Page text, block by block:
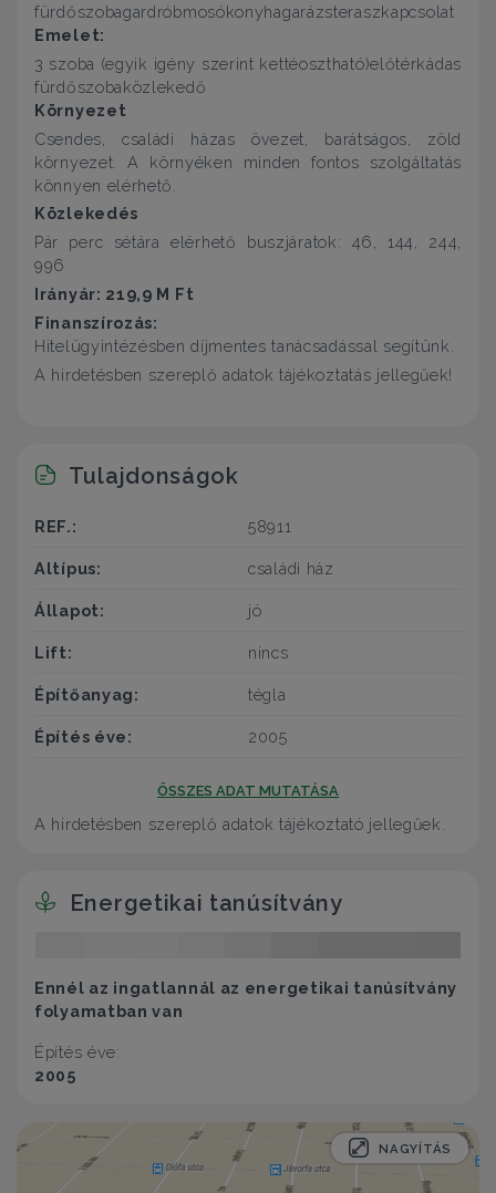
fürdőszobagardróbmosókonyhagarázsteraszkapcsolat
Emelet:
3 szoba (egyik igény szerint kettéosztható)előtérkádas
fürdőszobaközlekedő
Környezet
Csendes, családi házas övezet, barátságos, zöld
környezet. A környéken minden fontos szolgáltatás
könnyen elérhető.
Közlekedés
Pár perc sétára elérhető buszjáratok: 46, 144, 244,
996
Irányár: 219,9 M Ft
Finanszírozás:
Hitelügyintézésben díjmentes tanácsadással segítünk.
A hirdetésben szereplő adatok tájékoztatás jellegűek!
Tulajdonságok
REF.: 58911
Altípus: családi ház
Állapot: jó
Lift: nincs
Építőanyag: tégla
Építés éve: 2005
ÖSSZES ADAT MUTATÁSA
A hirdetésben szereplő adatok tájékoztató jellegűek.
Energetikai tanúsítvány
Ennél az ingatlannál az energetikai tanúsítvány
folyamatban van
Építés éve:
2005
NAGYÍTÁS